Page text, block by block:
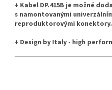
+ Kabel DP.415B je možné
s namontovanými
reproduktorovými konektory.
+ Design by Italy - high